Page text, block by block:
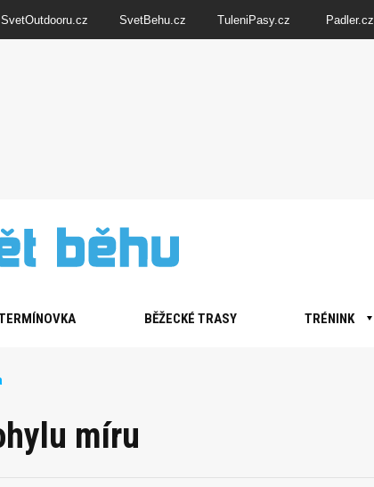
SvetOutdooru.cz SvetBehu.cz TuleniPasy.cz Padler.cz
BĚŽECKÉ TRASY TRÉNINK
míru